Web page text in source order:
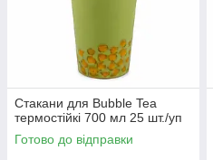
Стакани для Bubble Tea
термостійкі 700 мл 25 шт./уп
Готово до відправки